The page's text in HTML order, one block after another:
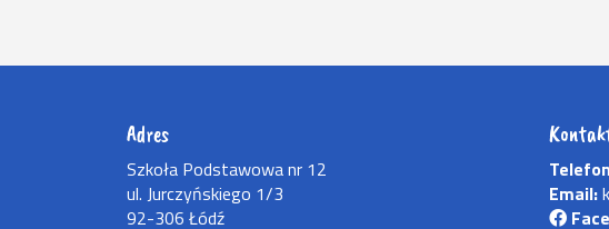
Adres
Szkoła Podstawowa nr 12
ul. Jurczyńskiego 1/3
92-306 Łódź
Email: